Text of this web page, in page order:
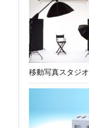
移動写真スタジオ